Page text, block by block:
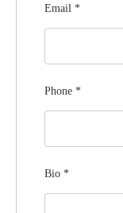
Email *
Phone *
Bio *